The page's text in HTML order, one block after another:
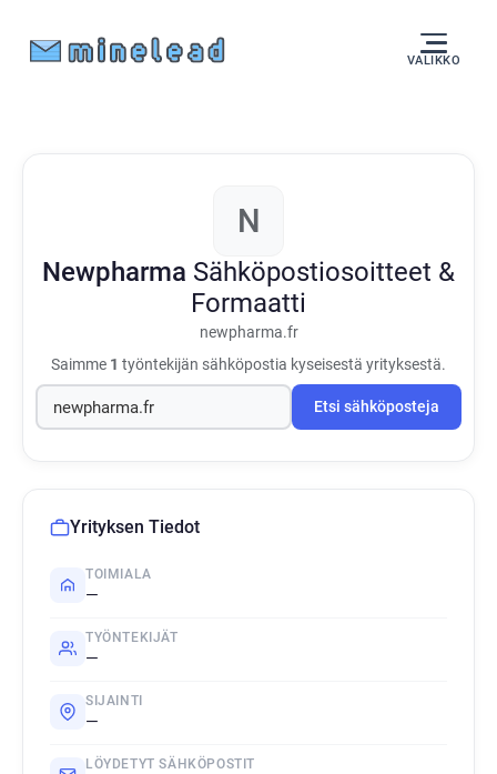
VALIKKO
N
Newpharma Sähköpostiosoitteet &
Formaatti
newpharma.fr
Saimme 1 työntekijän sähköpostia kyseisestä yrityksestä.
Etsi sähköposteja
Yrityksen Tiedot
TOIMIALA
—
TYÖNTEKIJÄT
—
SIJAINTI
—
LÖYDETYT SÄHKÖPOSTIT